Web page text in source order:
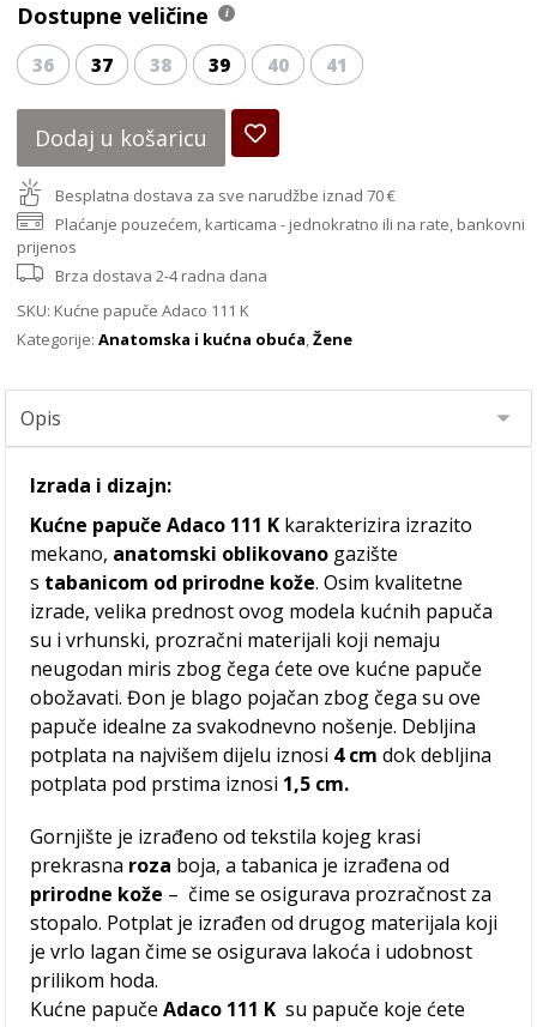
Dostupne veličine
36 37 38 39 40 41
Dodaj u košaricu
Besplatna dostava za sve narudžbe iznad 70 €
Plaćanje pouzećem, karticama - jednokratno ili na rate, bankovni
prijenos
Brza dostava 2-4 radna dana
SKU: Kućne papuče Adaco 111 K
Kategorije:Anatomska i kućna obuća,Žene
Izrada i dizajn:
Kućne papuče Adaco 111 K karakterizira izrazito
mekano, anatomski oblikovano gazište
s tabanicom od prirodne kože. Osim kvalitetne
izrade, velika prednost ovog modela kućnih papuča
su i vrhunski, prozračni materijali koji nemaju
neugodan miris zbog čega ćete ove kućne papuče
obožavati. Đon je blago pojačan zbog čega su ove
papuče idealne za svakodnevno nošenje. Debljina
potplata na najvišem dijelu iznosi 4 cm dok debljina
potplata pod prstima iznosi 1,5 cm.
Gornjište je izrađeno od tekstila kojeg krasi
prekrasna roza boja, a tabanica je izrađena od
prirodne kože – čime se osigurava prozračnost za
stopalo. Potplat je izrađen od drugog materijala koji
je vrlo lagan čime se osigurava lakoća i udobnost
prilikom hoda.
Kućne papučeAdaco 111 K su papuče koje ćete